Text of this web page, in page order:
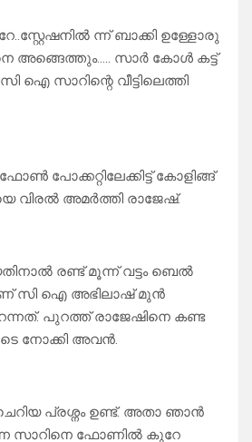
ന്ന് ബാക്കി ഉള്ളോരു
അങ്ങെത്തും….. സാർ കോൾ കട്ട്
ഐ സാറിന്റെ വീട്ടിലെത്തി
പോക്കറ്റിലേക്കിട്ട് കോളിങ്ങ്
വിരൽ അമർത്തി രാജേഷ്.
രണ്ട് മൂന്ന് വട്ടം ബെൽ
സി ഐ അഭിലാഷ് മുൻ
പുറത്ത് രാജേഷിനെ കണ്ട
നോക്കി അവൻ.
പ്രശ്നം ഉണ്ട്. അതാ ഞാൻ
സാറിനെ ഫോണിൽ കുറേ